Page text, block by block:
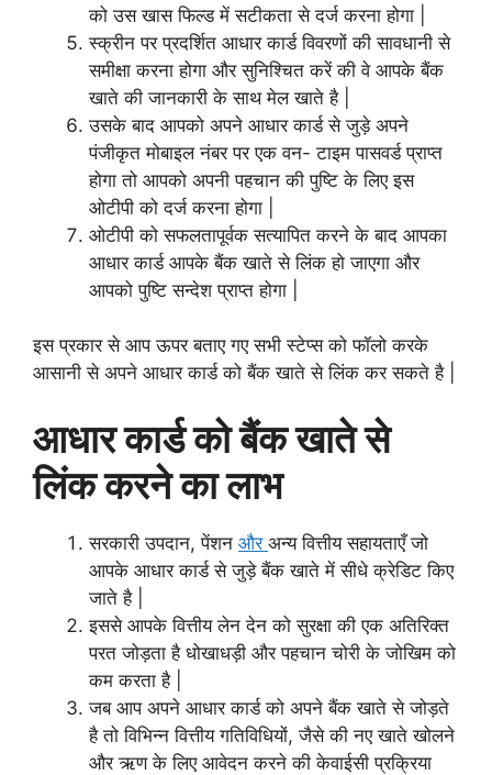
को उस खास फिल्ड में सटीकता से दर्ज करना होगा |
स्क्रीन पर प्रदर्शित आधार कार्ड विवरणों की सावधानी से
समीक्षा करना होगा और सुनिश्चित करें की वे आपके बैंक
खाते की जानकारी के साथ मेल खाते है |
उसके बाद आपको अपने आधार कार्ड से जुड़े अपने
पंजीकृत मोबाइल नंबर पर एक वन- टाइम पासवर्ड प्राप्त
होगा तो आपको अपनी पहचान की पुष्टि के लिए इस
ओटीपी को दर्ज करना होगा |
ओटीपी को सफलतापूर्वक सत्यापित करने के बाद आपका
आधार कार्ड आपके बैंक खाते से लिंक हो जाएगा और
आपको पुष्टि सन्देश प्राप्त होगा |
इस प्रकार से आप ऊपर बताए गए सभी स्टेप्स को फॉलो करके
आसानी से अपने आधार कार्ड को बैंक खाते से लिंक कर सकते है |
आधार कार्ड को बैंक खाते से
लिंक करने का लाभ
सरकारी उपदान, पेंशन और अन्य वित्तीय सहायताएँ जो
आपके आधार कार्ड से जुड़े बैंक खाते में सीधे क्रेडिट किए
जाते है |
इससे आपके वित्तीय लेन देन को सुरक्षा की एक अतिरिक्त
परत जोड़ता है धोखाधड़ी और पहचान चोरी के जोखिम को
कम करता है |
जब आप अपने आधार कार्ड को अपने बैंक खाते से जोड़ते
है तो विभिन्न वित्तीय गतिविधियों, जैसे की नए खाते खोलने
और ऋण के लिए आवेदन करने की केवाईसी प्रक्रिया